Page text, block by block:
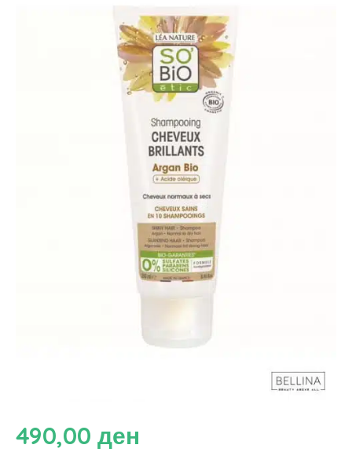
490,00 ден